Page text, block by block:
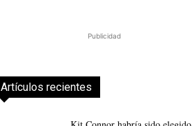
Publicidad
Artículos recientes